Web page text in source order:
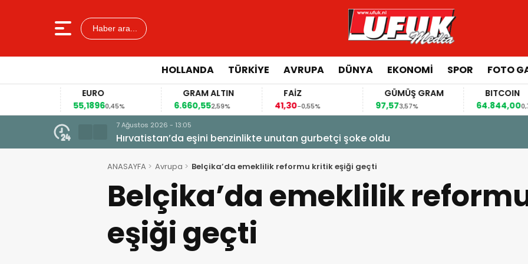
Haber ara...
HOLLANDA TÜRKIYE AVRUPA DÜNYA EKONOMI SPOR FOTO
EURO
55,18960,45%
GRAM ALTIN
6.660,552,59%
41,30-0,55%
GÜMÜŞ GRAM
97,573,57%
BITCOIN
64.844,000,70%
7 Ağustos 2026 - 13:05
Hırvatistan’da eşini benzinlikte unutan gurbetçi şoke oldu
ANASAYFA Avrupa Belçika’da emeklilik reformu kritik eşiği geçti
Belçika’da emeklilik
eşiği geçti